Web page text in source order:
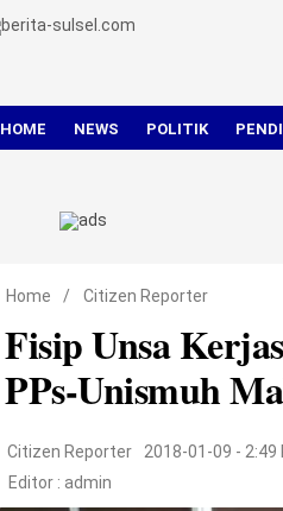
HOME NEWS POLITIK
Home / Citizen Reporter
Fisip Unsa
PPs-Unismuh
Citizen Reporter
2018-01-09 - 2:49
Editor : admin